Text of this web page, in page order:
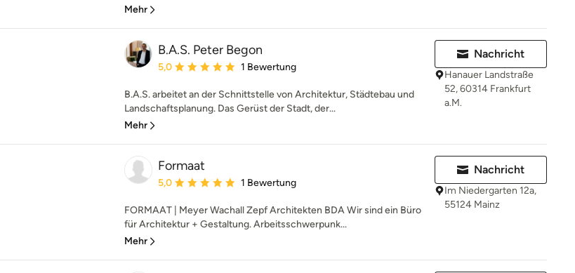
Mehr
B.A.S. Peter Begon
Durchschnittliche Bewertung: 5 von 5 Sternen
5,0 1 Bewertung
B.A.S. arbeitet an der Schnittstelle von Architektur, Städtebau und
Landschaftsplanung. Das Gerüst der Stadt, der...
Mehr
Nachricht
Hanauer Landstraße
52, 60314 Frankfurt
a.M.
Formaat
Durchschnittliche Bewertung: 5 von 5 Sternen
5,0 1 Bewertung
FORMAAT | Meyer Wachall Zepf Architekten BDA Wir sind ein Büro
für Architektur + Gestaltung. Arbeitsschwerpunk...
Mehr
Nachricht
Im Niedergarten 12a,
55124 Mainz